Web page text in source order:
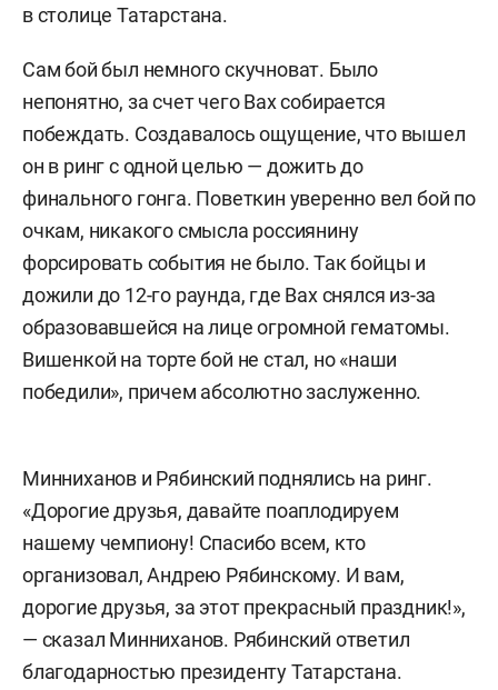
в столице Татарстана.
Сам бой был немного скучноват. Было
непонятно, за счет чего Вах собирается
побеждать. Создавалось ощущение, что вышел
он в ринг с одной целью — дожить до
финального гонга. Поветкин уверенно вел бой по
очкам, никакого смысла россиянину
форсировать события не было. Так бойцы и
дожили до 12-го раунда, где Вах снялся из-за
образовавшейся на лице огромной гематомы.
Вишенкой на торте бой не стал, но «наши
победили», причем абсолютно заслуженно.
Минниханов и Рябинский поднялись на ринг.
«Дорогие друзья, давайте поаплодируем
нашему чемпиону! Спасибо всем, кто
организовал, Андрею Рябинскому. И вам,
дорогие друзья, за этот прекрасный праздник!»,
— сказал Минниханов. Рябинский ответил
благодарностью президенту Татарстана.